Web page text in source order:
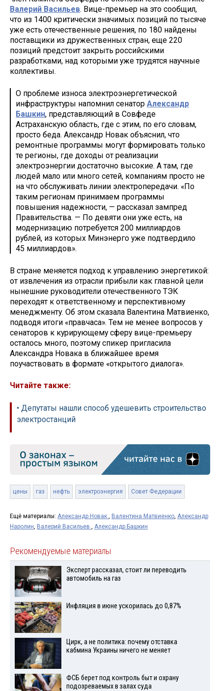
Валерий Васильев. Вице-премьер на это сообщил,
что из 1400 критически значимых позиций по тысяче
уже есть отечественные решения, по 180 найдены
поставщики из дружественных стран, еще 220
позиций предстоит закрыть российскими
разработками, над которыми уже трудятся научные
коллективы.
О проблеме износа электроэнергетической
инфраструктуры напомнил сенатор Александр
Башкин, представляющий в Совфеде
Астраханскую область, где с этим, по его словам,
просто беда. Александр Новак объяснил, что
ремонтные программы могут формировать только
те регионы, где доходы от реализации
электроэнергии достаточно высокие. А там, где
людей мало или много сетей, компаниям просто не
на что обслуживать линии электропередачи. «По
таким регионам принимаем программы
повышения надежности, — рассказал зампред
Правительства. — По девяти они уже есть, на
модернизацию потребуется 200 миллиардов
рублей, из которых Минэнерго уже подтвердило
45 миллиардов».
В стране меняется подход к управлению энергетикой:
от извлечения из отрасли прибыли как главной цели
нынешние руководители отечественного ТЭК
переходят к ответственному и перспективному
менеджменту. Об этом сказала Валентина Матвиенко,
подводя итоги «правчаса». Тем не менее вопросов у
сенаторов к курирующему сферу вице-премьеру
осталось много, поэтому спикер пригласила
Александра Новака в ближайшее время
поучаствовать в формате «открытого диалога».
Читайте также:
• Депутаты нашли способ удешевить строительство
электростанций
цены газ нефть электроэнергия Совет Федерации
Ещё материалы: Александр Новак , Валентина Матвиенко, Александр
Наролин, Валерий Васильев , Александр Башкин
Рекомендуемые материалы
Эксперт рассказал, стоит ли переводить
автомобиль на газ
Инфляция в июне ускорилась до 0,87%
Цирк, а не политика: почему отставка
кабмина Украины ничего не меняет
ФСБ берет под контроль быт и охрану
подозреваемых в залах суда